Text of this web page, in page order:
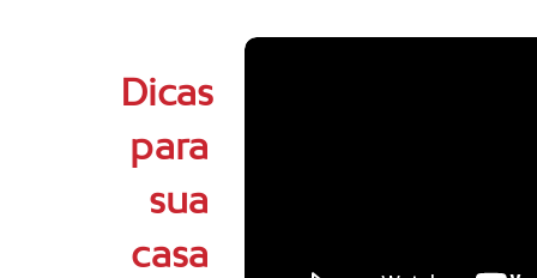
Dicas
para
sua
casa